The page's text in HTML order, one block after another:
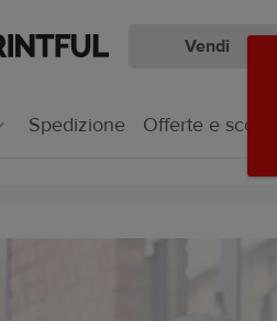
Passa
principale
Vai
assistenza
Vendi
Spedizione Offerte e sconti